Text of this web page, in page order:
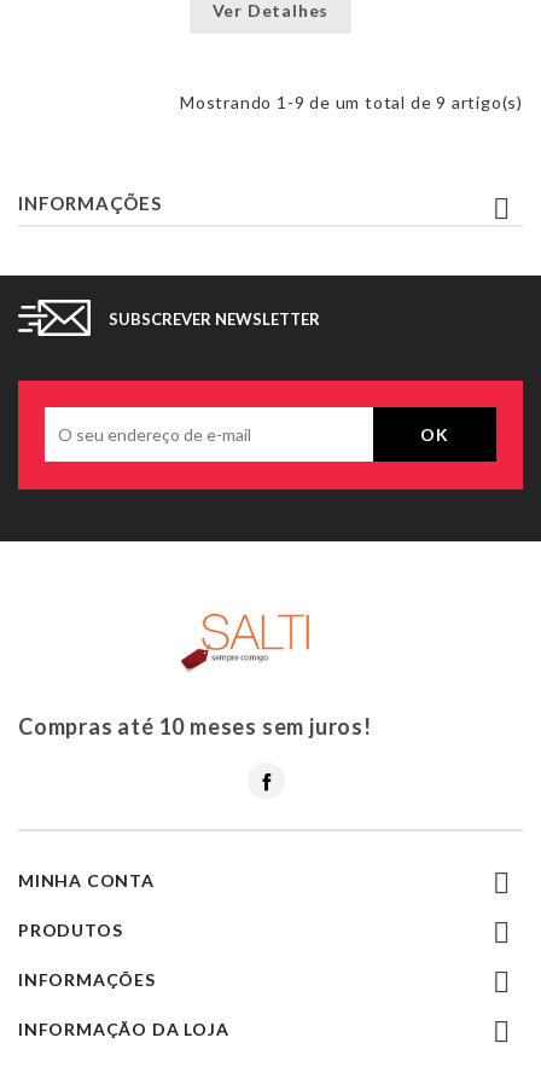
Ver Detalhes
Mostrando 1-9 de um total de 9 artigo(s)
INFORMAÇÕES 
SUBSCREVER NEWSLETTER
Compras até 10 meses sem juros!
MINHA CONTA 
PRODUTOS 
INFORMAÇÕES 
INFORMAÇÃO DA LOJA 